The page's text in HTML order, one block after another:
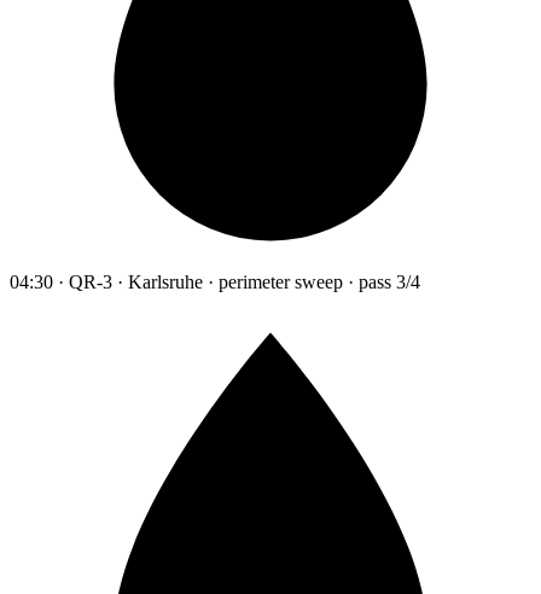
04:30 · QR-3 · Karlsruhe · perimeter sweep · pass 3/4